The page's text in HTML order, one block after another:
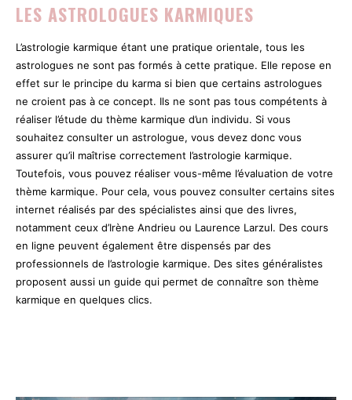
LES ASTROLOGUES KARMIQUES
L’astrologie karmique étant une pratique orientale, tous les
astrologues ne sont pas formés à cette pratique. Elle repose en
effet sur le principe du karma si bien que certains astrologues
ne croient pas à ce concept. Ils ne sont pas tous compétents à
réaliser l’étude du thème karmique d’un individu. Si vous
souhaitez consulter un astrologue, vous devez donc vous
assurer qu’il maîtrise correctement l’astrologie karmique.
Toutefois, vous pouvez réaliser vous-même l’évaluation de votre
thème karmique. Pour cela, vous pouvez consulter certains sites
internet réalisés par des spécialistes ainsi que des livres,
notamment ceux d’Irène Andrieu ou Laurence Larzul. Des cours
en ligne peuvent également être dispensés par des
professionnels de l’astrologie karmique. Des sites généralistes
proposent aussi un guide qui permet de connaître son thème
karmique en quelques clics.